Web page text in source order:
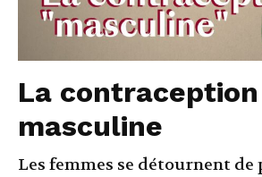
La contraception
masculine
Les femmes se détournent de